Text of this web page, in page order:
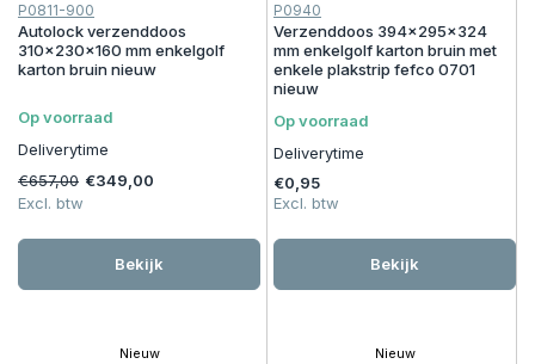
P0811-900
Autolock verzenddoos
310x230x160 mm enkelgolf
karton bruin nieuw
Op voorraad
Deliverytime
€657,00 €349,00
Excl. btw
Bekijk
P0940
Verzenddoos 394x295x324
mm enkelgolf karton bruin met
enkele plakstrip fefco 0701
nieuw
Op voorraad
Deliverytime
€0,95
Excl. btw
Bekijk
Nieuw Nieuw